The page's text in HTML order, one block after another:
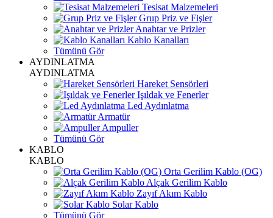
Tesisat Malzemeleri
Grup Priz ve Fişler
Anahtar ve Prizler
Kablo Kanalları
Tümünü Gör
AYDINLATMA
AYDINLATMA
Hareket Sensörleri
Işıldak ve Fenerler
Led Aydınlatma
Armatür
Ampuller
Tümünü Gör
KABLO
KABLO
Orta Gerilim Kablo (OG)
Alçak Gerilim Kablo
Zayıf Akım Kablo
Solar Kablo
Tümünü Gör